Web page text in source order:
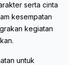
serta cinta
kesempatan
kegiatan
untuk